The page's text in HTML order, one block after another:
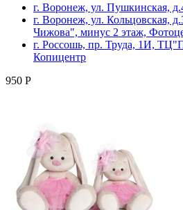
г. Воронеж, ул. Пушкинская,
г. Воронеж, ул. Кольцовская,
Чижова", минус 2 этаж,
г. Россошь, пр. Труда, 1И,
Копицентр
950 Р